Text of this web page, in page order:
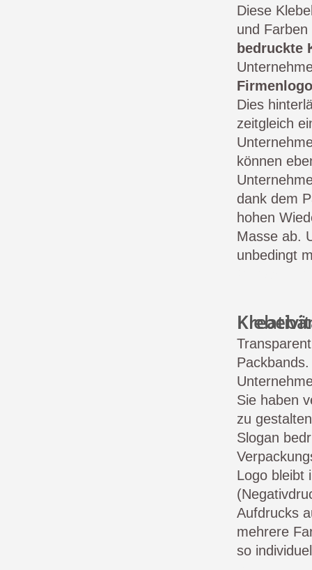
Diese
und
bedruckte
Firmenlogo
Dies
zeitgleich
können
dank dem
hohen
Masse ab.
unbedingt
Kreativität ohne Grenzen durch
Sie haben
zu
Slogan
Logo bleibt
Aufdrucks
mehrere
so